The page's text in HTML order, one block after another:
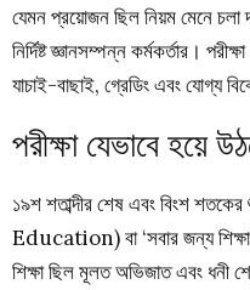
যেমন প্রয়োজন ছিল নিয়ম মেনে চলা
নির্দিষ্ট জ্ঞানসম্পন্ন কর্মকর্তার।
যাচাই-বাছাই, গ্রেডিং এবং যোগ্য
পরীক্ষা যেভাবে হয়ে
১৯শ শতাব্দীর শেষ এবং বিংশ
Education) বা ‘সবার জন্য
শিক্ষা ছিল মূলত অভিজাত এবং ধনী